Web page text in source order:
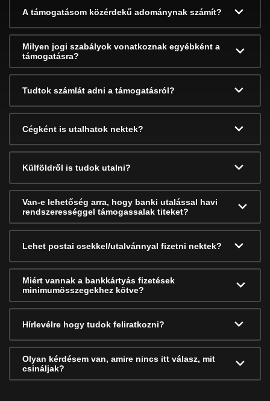
A támogatásom közérdekű adománynak számít?
Milyen jogi szabályok vonatkoznak egyébként a
támogatásra?
Tudtok számlát adni a támogatásról?
Cégként is utalhatok nektek?
Külföldről is tudok utalni?
Van-e lehetőség arra, hogy banki utalással havi
rendszerességgel támogassalak titeket?
Lehet postai csekkel/utalvánnyal fizetni nektek?
Miért vannak a bankkártyás fizetések
minimumösszegekhez kötve?
Hírlevélre hogy tudok feliratkozni?
Olyan kérdésem van, amire nincs itt válasz, mit
csináljak?